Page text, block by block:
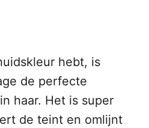
hebt, is
de perfecte
haar. Het is super
de teint en omlijnt